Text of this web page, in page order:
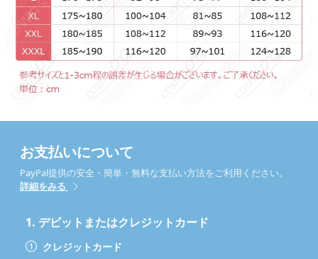
お支払いについて
PayPal提供の安全・簡単・無料な支払い方法をご利用ください。
詳細をみる
1. デビットまたはクレジットカード
クレジットカード